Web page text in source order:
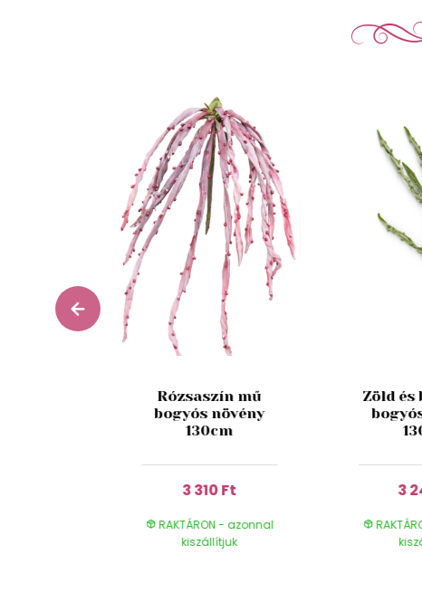
Rózsaszín mű
bogyós növény
130cm
3 310 Ft
RAKTÁRON - azonnal
kiszállítjuk
Zöld és
3